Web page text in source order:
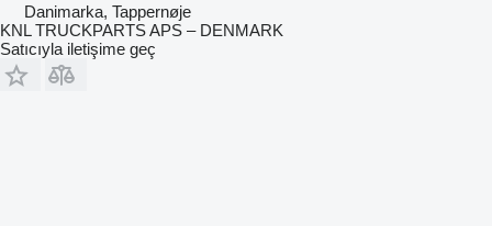
Danimarka, Tappernøje
KNL TRUCKPARTS APS – DENMARK
Satıcıyla iletişime geç